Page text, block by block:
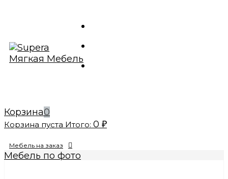
Корзина0
Корзина пуста Итого: 0 ₽
Мебель на заказ
Мебель по фото